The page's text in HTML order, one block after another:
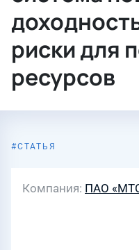
риски для
ресурсов
СТАТЬЯ
Компания ПАО